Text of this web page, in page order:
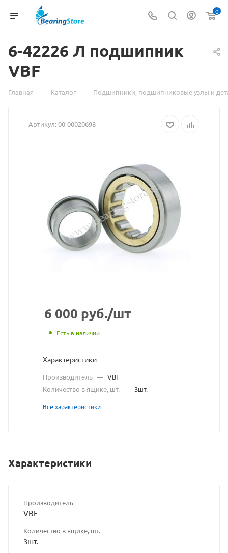
0
6-42226 Материал
товаре
42226
подшипник
VBF
взят
с
сайта
https://
без
разрешения
сайта
Л подшипник
VBF
Главная — Каталог — Подшипники, подшипниковые узлы и
Артикул:00-00020698
6 000 руб./шт
Есть в наличии
Характеристики
Производитель — VBF
Количество в ящике, шт. — 3шт.
Все характеристики
Характеристики
Производитель
VBF
Количество в ящике, шт.
3шт.